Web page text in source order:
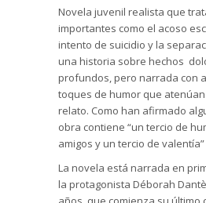
Novela juvenil realista que
importantes como el acoso
intento de suicidio y la
una historia sobre hechos
profundos, pero narrada con
toques de humor que
relato. Como han afirmado
obra contiene “un tercio de
amigos y un tercio de valentía”
La novela está narrada en
la protagonista Déborah